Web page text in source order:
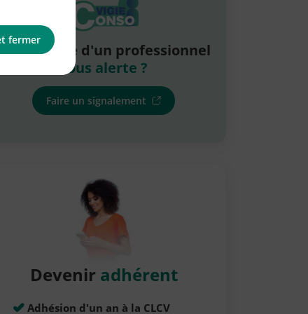
pratique d'un professionnel
vous alerte ?
Faire un signalement
Devenir adhérent
Adhésion d'un an à la CLCV
fermer